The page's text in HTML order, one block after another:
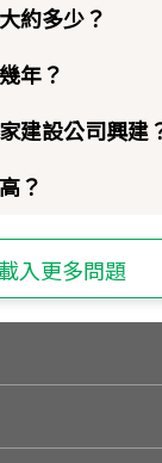
約多少？
年？
建設公司興建
？
入更多問題